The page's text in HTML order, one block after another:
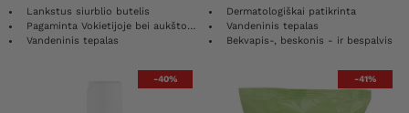
Lankstus siurblio butelis
Pagaminta Vokietijoje bei aukštos kokybės
Vandeninis tepalas
Dermatologiškai patikrinta
Vandeninis tepalas
Bekvapis-, beskonis - ir bespalvis
-40% -41%